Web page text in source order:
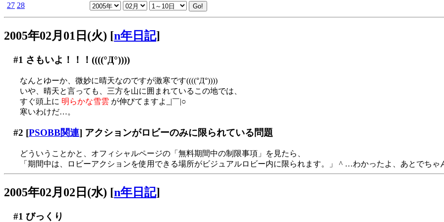
27 28
2005年02月01日(火) [n年日記]
#1 さもいよ！！！((((°Д°))))
なんとゆーか、微妙に晴天なのですが激寒です((((°Д°))))
いや、晴天と言っても、三方を山に囲まれているこの地では、
すぐ頭上に 明らかな雪雲 が伸びてますよ_|￣|○
寒いわけだ…。
#2 [PSOBB関連] アクションがロビーのみに限られている問題
どういうことかと、オフィシャルページの「無料期間中の制限事項」を見たら、
「期間中は、ロビーアクションを使用できる場所がビジュアルロビー内に限られます。」 ^ …わかったよ、あとでちゃ
2005年02月02日(水) [n年日記]
#1 びっくり